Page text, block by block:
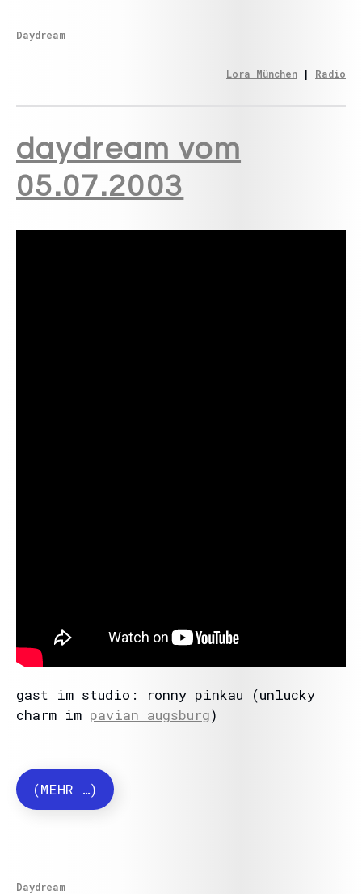
Daydream
Lora München | Radio
daydream vom
05.07.2003
gast im studio: ronny pinkau (unlucky
charm im pavian augsburg)
(MEHR …)
Daydream